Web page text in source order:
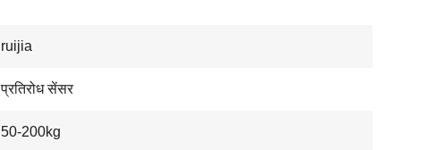
ruijia
प्रतिरोध सेंसर
50-200kg